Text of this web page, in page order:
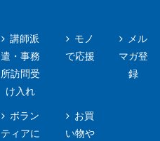
講師派
遣・事務
所訪問受
け入れ
ボラン
ティアに
モノ
で応援
お買
い物や
メル
マガ登
録